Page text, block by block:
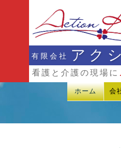
有限会社 アク
看護と介護の現場に
ホーム 会